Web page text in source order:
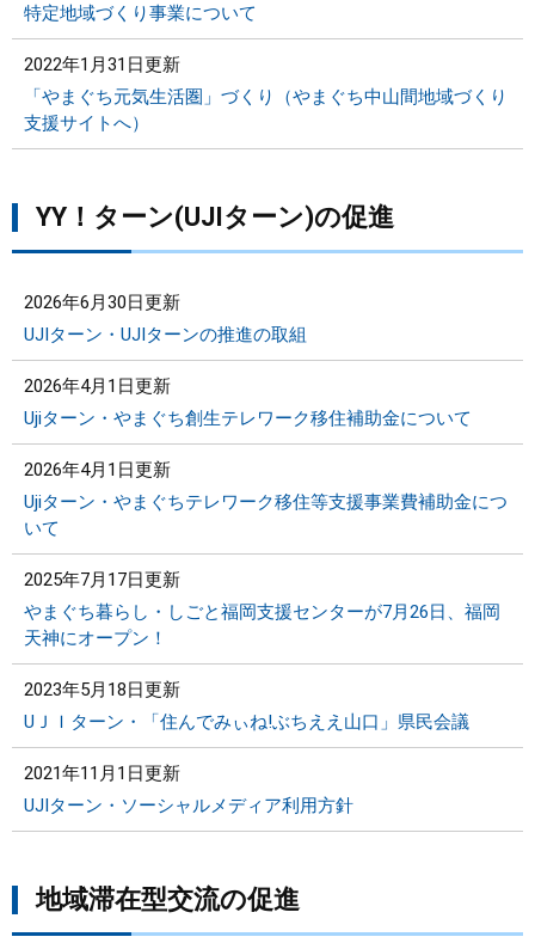
特定地域づくり事業について
2022年1月31日更新
「やまぐち元気生活圏」づくり（やまぐち中山間地域づくり
支援サイトへ）
YY！ターン(UJIターン)の促進
2026年6月30日更新
UJIターン・UJIターンの推進の取組
2026年4月1日更新
Ujiターン・やまぐち創生テレワーク移住補助金について
2026年4月1日更新
Ujiターン・やまぐちテレワーク移住等支援事業費補助金につ
いて
2025年7月17日更新
やまぐち暮らし・しごと福岡支援センターが7月26日、福岡
天神にオープン！
2023年5月18日更新
UＪＩターン・「住んでみぃね!ぶちええ山口」県民会議
2021年11月1日更新
UJIターン・ソーシャルメディア利用方針
地域滞在型交流の促進